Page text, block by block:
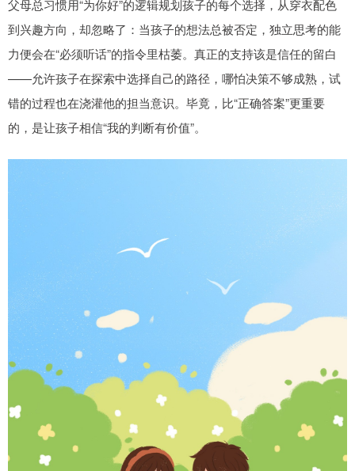
父母总习惯用“为你好”的逻辑规划孩子的每个选择，从穿衣配色
到兴趣方向，却忽略了：当孩子的想法总被否定，独立思考的能
力便会在“必须听话”的指令里枯萎。真正的支持该是信任的留白
——允许孩子在探索中选择自己的路径，哪怕决策不够成熟，试
错的过程也在浇灌他的担当意识。毕竟，比“正确答案”更重要
的，是让孩子相信“我的判断有价值”。